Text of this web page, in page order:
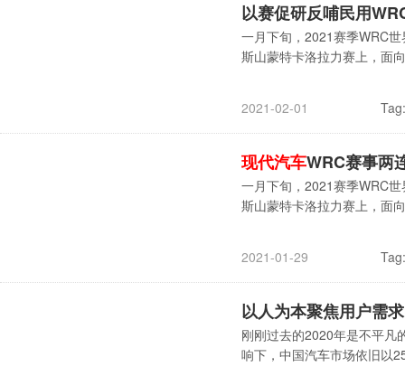
以赛促研反哺民用
一月下旬，2021赛季WRC
斯山蒙特卡洛拉力赛上，面
2021-02-01 Tag:
现代汽车WRC赛事两
一月下旬，2021赛季WRC
斯山蒙特卡洛拉力赛上，面
2021-01-29 Tag:
以人为本聚焦用户需
刚刚过去的2020年是不平凡
响下，中国汽车市场依旧以